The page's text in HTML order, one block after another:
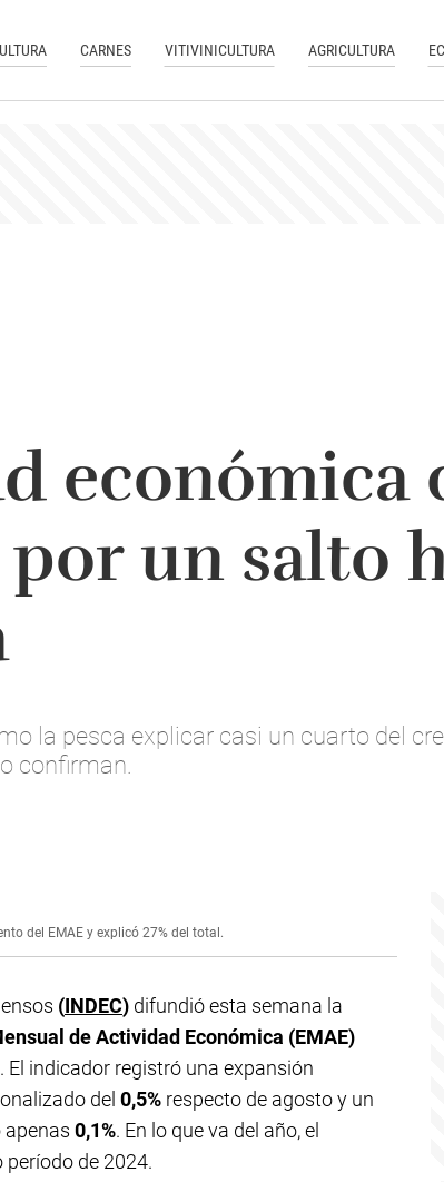
CARNES VITIVINICULTURA AGRICULTURA
económica
un salto
la pesca explicar casi un cuarto del
confirman.
del EMAE y explicó 27% del total.
(INDEC) difundió esta semana la
de Actividad Económica (EMAE)
indicador registró una expansión
del 0,5% respecto de agosto y un
0,1%. En lo que va del año, el
de 2024.